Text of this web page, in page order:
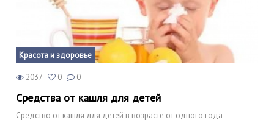
Красота и здоровье
2037 0 0
Средства от кашля для детей
Средство от кашля для детей в возрасте от одного года